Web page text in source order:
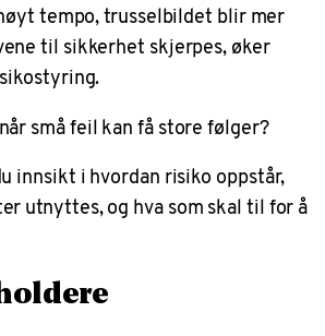
tempo, trusselbildet blir mer
til sikkerhet skjerpes, øker
små feil kan få store følger?
innsikt i hvordan risiko oppstår,
utnyttes, og hva som skal til for å